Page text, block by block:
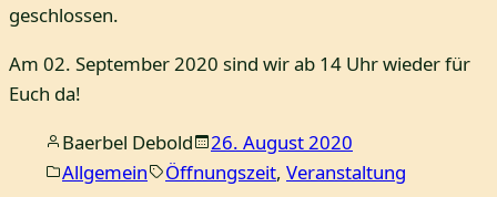
geschlossen.
Am 02. September 2020 sind wir ab 14 Uhr wieder für
Euch da!
Baerbel Debold
26. August 2020
Allgemein
Öffnungszeit, Veranstaltung